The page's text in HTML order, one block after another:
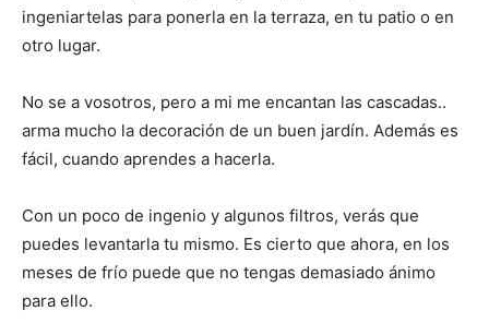
ingeniartelas para ponerla en la terraza, en tu patio o en
otro lugar.
No se a vosotros, pero a mi me encantan las cascadas..
arma mucho la decoración de un buen jardín. Además es
fácil, cuando aprendes a hacerla.
Con un poco de ingenio y algunos filtros, verás que
puedes levantarla tu mismo. Es cierto que ahora, en los
meses de frío puede que no tengas demasiado ánimo
para ello.